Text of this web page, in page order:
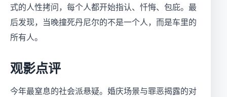
式的人性拷问，每个人都开始指认、忏悔、包庇。最
后发现，当晚撞死丹尼尔的不是一个人，而是车里的
所有人。
观影点评
今年最窒息的社会派悬疑。婚庆场景与罪恶揭露的对